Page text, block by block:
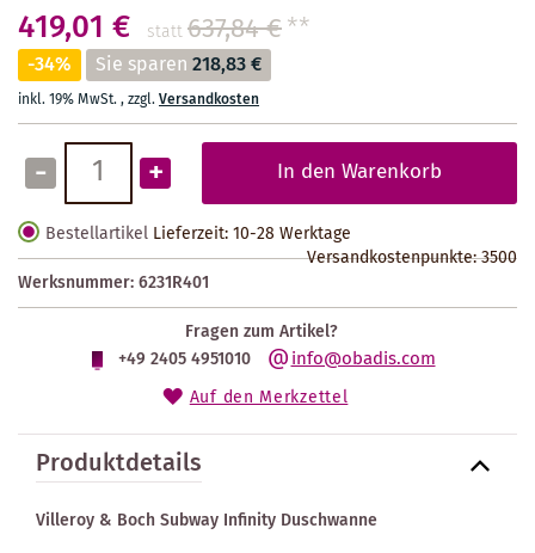
419,01 € statt637,84 €**
-34% Sie sparen 218,83 €
inkl. 19% MwSt.,zzgl.Versandkosten
- + In den Warenkorb
Bestellartikel Lieferzeit: 10-28 Werktage
Versandkostenpunkte:3500
Werksnummer:6231R401
Fragen zum Artikel?
+49 2405 4951010
info@obadis.com
Auf den Merkzettel
Produktdetails
Villeroy & Boch Subway Infinity Duschwanne